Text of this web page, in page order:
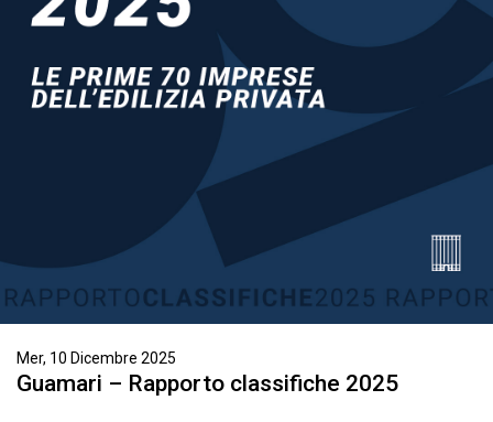
Mer, 10 Dicembre 2025
Guamari – Rapporto classifiche 2025